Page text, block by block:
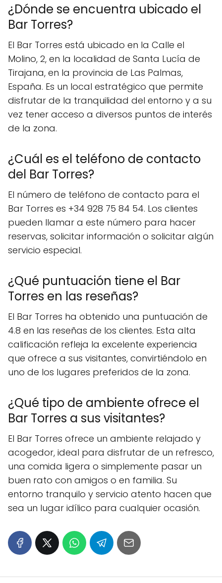
¿Dónde se encuentra ubicado el
Bar Torres?
El Bar Torres está ubicado en la Calle el
Molino, 2, en la localidad de Santa Lucía de
Tirajana, en la provincia de Las Palmas,
España. Es un local estratégico que permite
disfrutar de la tranquilidad del entorno y a su
vez tener acceso a diversos puntos de interés
de la zona.
¿Cuál es el teléfono de contacto
del Bar Torres?
El número de teléfono de contacto para el
Bar Torres es +34 928 75 84 54. Los clientes
pueden llamar a este número para hacer
reservas, solicitar información o solicitar algún
servicio especial.
¿Qué puntuación tiene el Bar
Torres en las reseñas?
El Bar Torres ha obtenido una puntuación de
4.8 en las reseñas de los clientes. Esta alta
calificación refleja la excelente experiencia
que ofrece a sus visitantes, convirtiéndolo en
uno de los lugares preferidos de la zona.
¿Qué tipo de ambiente ofrece el
Bar Torres a sus visitantes?
El Bar Torres ofrece un ambiente relajado y
acogedor, ideal para disfrutar de un refresco,
una comida ligera o simplemente pasar un
buen rato con amigos o en familia. Su
entorno tranquilo y servicio atento hacen que
sea un lugar idílico para cualquier ocasión.